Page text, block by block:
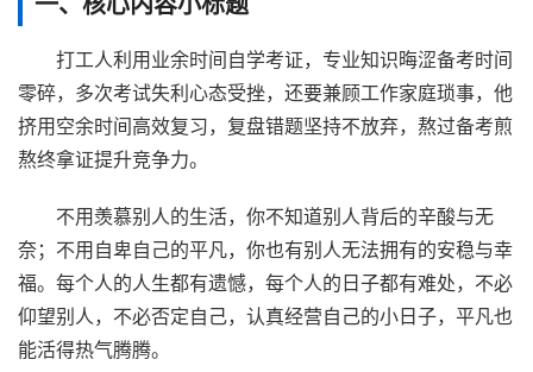
打工人利用业余时间自学考证，专业知识晦涩备考时间
零碎，多次考试失利心态受挫，还要兼顾工作家庭琐事，他
挤用空余时间高效复习，复盘错题坚持不放弃，熬过备考煎
熬终拿证提升竞争力。
不用羡慕别人的生活，你不知道别人背后的辛酸与无
奈；不用自卑自己的平凡，你也有别人无法拥有的安稳与幸
福。每个人的人生都有遗憾，每个人的日子都有难处，不必
仰望别人，不必否定自己，认真经营自己的小日子，平凡也
能活得热气腾腾。